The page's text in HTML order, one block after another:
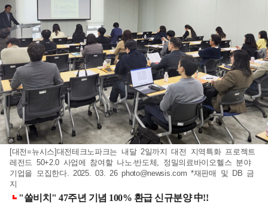
[대전=뉴시스]대전테크노파크는 내달 2일까지 대전 지역특화 프로젝트
레전드 50+2.0 사업에 참여할 나노·반도체, 정밀의료바이오헬스 분야
기업을 모집한다. 2025. 03. 26photo@newsis.com *재판매 및 DB 금
지